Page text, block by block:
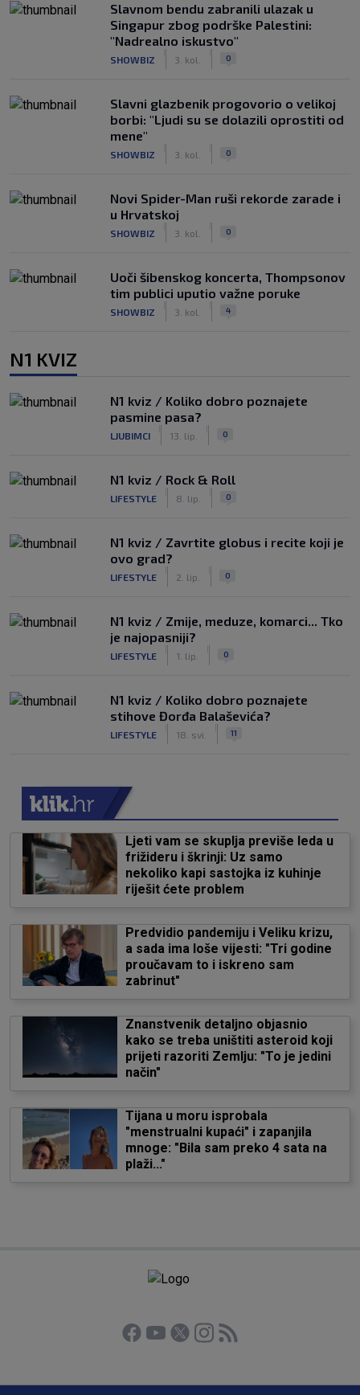
Slavnom bendu zabranili ulazak u
Singapur zbog podrške Palestini:
"Nadrealno iskustvo"
SHOWBIZ 3. kol. 0
Slavni glazbenik progovorio o velikoj
borbi: "Ljudi su se dolazili oprostiti od
mene"
SHOWBIZ 3. kol. 0
Novi Spider-Man ruši rekorde zarade i
u Hrvatskoj
SHOWBIZ 3. kol. 0
Uoči šibenskog koncerta, Thompsonov
tim publici uputio važne poruke
SHOWBIZ 3. kol. 4
N1 KVIZ
N1 kviz / Koliko dobro poznajete
pasmine pasa?
LJUBIMCI 13. lip. 0
N1 kviz / Rock & Roll
LIFESTYLE 8. lip. 0
N1 kviz / Zavrtite globus i recite koji je
ovo grad?
LIFESTYLE 2. lip. 0
N1 kviz / Zmije, meduze, komarci... Tko
je najopasniji?
LIFESTYLE 1. lip. 0
N1 kviz / Koliko dobro poznajete
stihove Đorđa Balaševića?
LIFESTYLE 18. svi. 11
Ljeti vam se skuplja previše leda u
frižideru i škrinji: Uz samo
nekoliko kapi sastojka iz kuhinje
riješit ćete problem
Predvidio pandemiju i Veliku krizu,
a sada ima loše vijesti: "Tri godine
proučavam to i iskreno sam
zabrinut"
Znanstvenik detaljno objasnio
kako se treba uništiti asteroid koji
prijeti razoriti Zemlju: "To je jedini
način"
Tijana u moru isprobala
"menstrualni kupaći" i zapanjila
mnoge: "Bila sam preko 4 sata na
plaži..."